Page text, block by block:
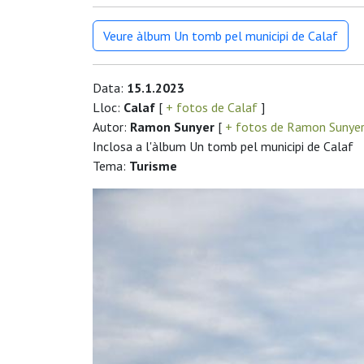
Veure àlbum Un tomb pel municipi de Calaf
Data: 15.1.2023
Lloc: Calaf [ + fotos de Calaf ]
Autor: Ramon Sunyer [ + fotos de Ramon
Inclosa a l'àlbum Un tomb pel municipi de Calaf
Tema: Turisme